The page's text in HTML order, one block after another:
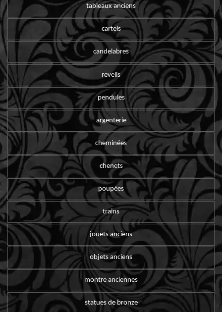
tableaux anciens
cartels
candelabres
reveils
pendules
argenterie
cheminées
chenets
poupées
trains
jouets anciens
objets anciens
montre anciennes
statues de bronze